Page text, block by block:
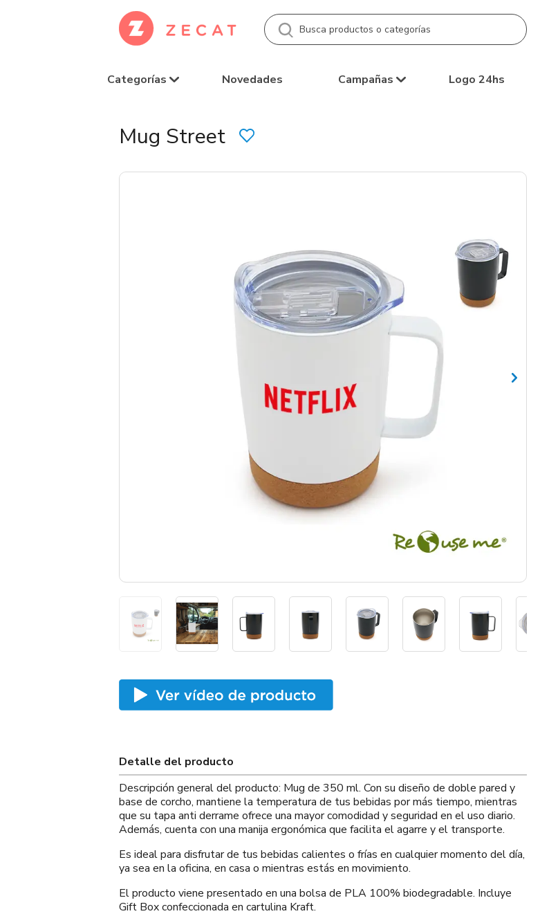
Categorías Novedades Campañas Logo 24hs
Mug Street
Detalle del producto
Descripción general del producto: Mug de 350 ml. Con su diseño de doble pared y
base de corcho, mantiene la temperatura de tus bebidas por más tiempo, mientras
que su tapa anti derrame ofrece una mayor comodidad y seguridad en el uso diario.
Además, cuenta con una manija ergonómica que facilita el agarre y el transporte.
Es ideal para disfrutar de tus bebidas calientes o frías en cualquier momento del día,
ya sea en la oficina, en casa o mientras estás en movimiento.
El producto viene presentado en una bolsa de PLA 100% biodegradable. Incluye
Gift Box confeccionada en cartulina Kraft.